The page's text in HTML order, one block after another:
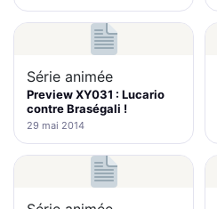
Série animée
Preview XY031 : Lucario
contre Braségali !
29 mai 2014